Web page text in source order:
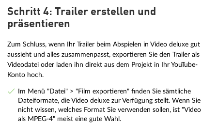
Schritt 4: Trailer erstellen und
präsentieren
Zum Schluss, wenn Ihr Trailer beim Abspielen in Video deluxe gut
aussieht und alles zusammenpasst, exportieren Sie den Trailer als
Videodatei oder laden ihn direkt aus dem Projekt in Ihr YouTube-
Konto hoch.
Im Menü "Datei" > "Film exportieren" finden Sie sämtliche
Dateiformate, die Video deluxe zur Verfügung stellt. Wenn Sie
nicht wissen, welches Format Sie verwenden sollen, ist "Video
als MPEG-4" meist eine gute Wahl.